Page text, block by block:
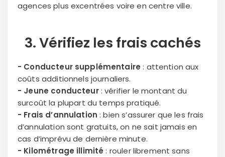
agences plus excentrées voire en centre ville.
3. Vérifiez les frais cachés
- Conducteur supplémentaire : attention aux
coûts additionnels journaliers.
- Jeune conducteur: vérifier le montant du
surcoût la plupart du temps pratiqué.
- Frais d’annulation : bien s’assurer que les frais
d’annulation sont gratuits, on ne sait jamais en
cas d’imprévu de dernière minute.
- Kilométrage illimité : rouler librement sans